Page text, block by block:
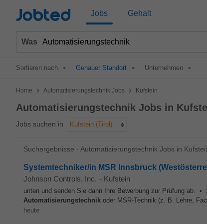
Jobted Jobs Gehalt
Was
Sortieren nach Genauer Standort Unternehmen
Home > Automatisierungstechnik Jobs > Kufstein
Automatisierungstechnik Jobs in
Jobs suchen in Kufstein (Tirol)
Suchergebnisse - Automatisierungstechnik Jobs in
Systemtechniker/in MSR Innsbruck
Johnson Controls, Inc. - Kufstein
unten und senden Sie dann Ihre Bewerbung zur Prüfung ab.
Automatisierungstechnik oder MSR‐Technik (z. B. Lehre,
heute